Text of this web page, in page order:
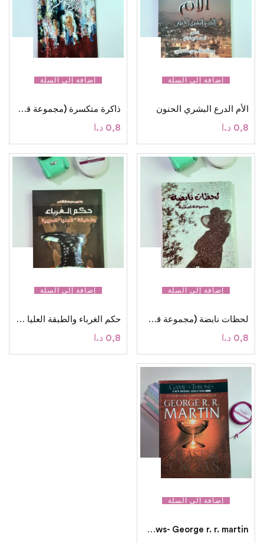
إضافة إلى السلة
الأم الدرع البشري الحنون
0,8 د.ا
إضافة إلى السلة
ذاكرة متكسرة (مجموعة قصصية)
0,8 د.ا
إضافة إلى السلة
لحظات نابضة (مجموعة قصصية)
0,8 د.ا
إضافة إلى السلة
حكم الغرباء والطبقة العليا العربية
0,8 د.ا
إضافة إلى السلة
Afeast for Crows- George r. r. martin